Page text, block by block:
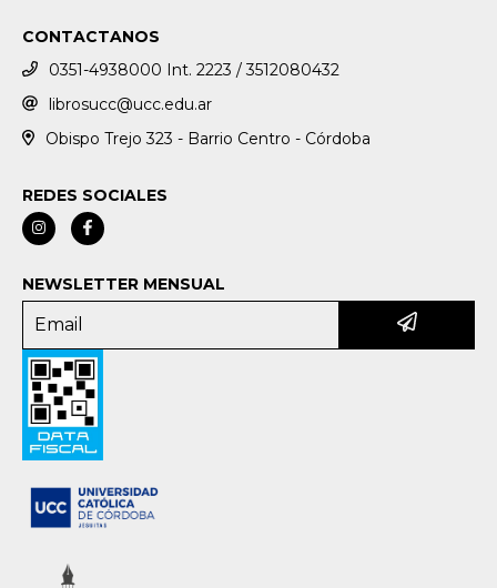
CONTACTANOS
0351-4938000 Int. 2223 / 3512080432
librosucc@ucc.edu.ar
Obispo Trejo 323 - Barrio Centro - Córdoba
REDES SOCIALES
NEWSLETTER MENSUAL